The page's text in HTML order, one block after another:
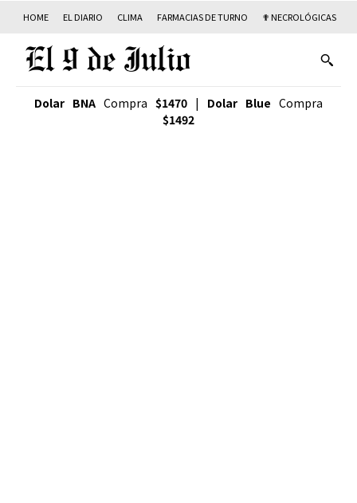
HOME EL DIARIO CLIMA FARMACIAS DE TURNO ✟ NECROLÓGICAS
Dolar BNA Compra $1470 | Dolar Blue Compra
$1492